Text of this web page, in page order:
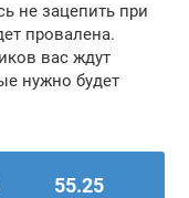
не зацепить при
провалена.
вас ждут
нужно будет
55.25